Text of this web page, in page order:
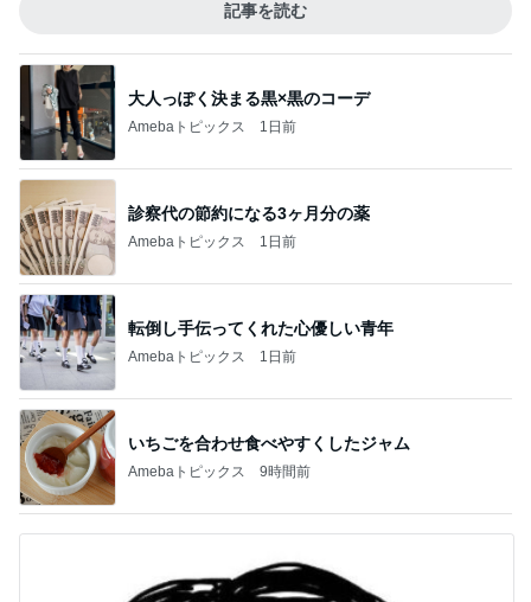
記事を読む
大人っぽく決まる黒×黒のコーデ
Amebaトピックス 1日前
診察代の節約になる3ヶ月分の薬
Amebaトピックス 1日前
転倒し手伝ってくれた心優しい青年
Amebaトピックス 1日前
いちごを合わせ食べやすくしたジャム
Amebaトピックス 9時間前